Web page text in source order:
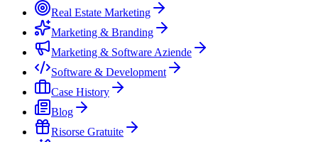
Real Estate Marketing
Marketing & Branding
Marketing & Software Aziende
Software & Development
Case History
Blog
Risorse Gratuite